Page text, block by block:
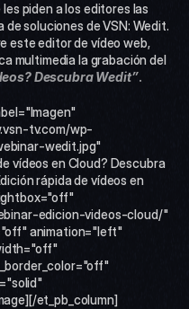
piden a los editores las
de soluciones de VSN: Wedit.
este editor de vídeo web,
multimedia la grabación del
Descubra Wedit”.
tv.com/wp-
wedit.jpg"
vídeos en Cloud? Descubra
rápida de vídeos en
edicion-videos-cloud/"
animation="left"
et_pb_column]